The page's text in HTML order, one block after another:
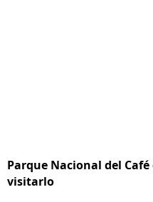
Parque Nacional del
visitarlo